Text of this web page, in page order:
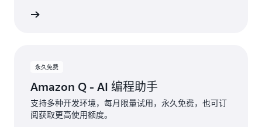
永久免费
Amazon Q - AI 编程助手
支持多种开发环境，每月限量试用，永久免费，也可订
阅获取更高使用额度。